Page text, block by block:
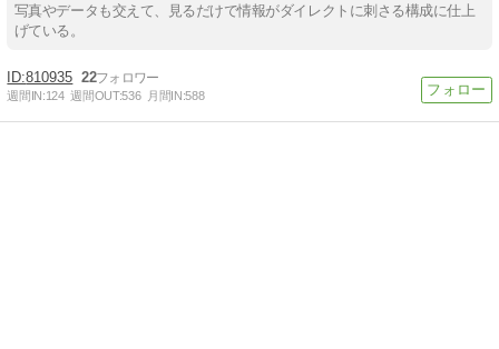
写真やデータも交えて、見るだけで情報がダイレクトに刺さる構成に仕上
げている。
810935 22
週間IN:124 週間OUT:536 月間IN:588